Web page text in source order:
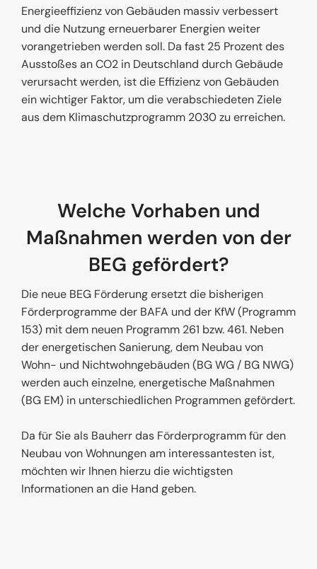
Energieeffizienz von Gebäuden massiv verbessert
und die Nutzung erneuerbarer Energien weiter
vorangetrieben werden soll. Da fast 25 Prozent des
Ausstoßes an CO2 in Deutschland durch Gebäude
verursacht werden, ist die Effizienz von Gebäuden
ein wichtiger Faktor, um die verabschiedeten Ziele
aus dem Klimaschutzprogramm 2030 zu erreichen.
Welche Vorhaben und
Maßnahmen werden von der
BEG gefördert?
Die neue BEG Förderung ersetzt die bisherigen
Förderprogramme der BAFA und der KfW (Programm
153) mit dem neuen Programm 261 bzw. 461. Neben
der energetischen Sanierung, dem Neubau von
Wohn- und Nichtwohngebäuden (BG WG / BG NWG)
werden auch einzelne, energetische Maßnahmen
(BG EM) in unterschiedlichen Programmen gefördert.
Da für Sie als Bauherr das Förderprogramm für den
Neubau von Wohnungen am interessantesten ist,
möchten wir Ihnen hierzu die wichtigsten
Informationen an die Hand geben.